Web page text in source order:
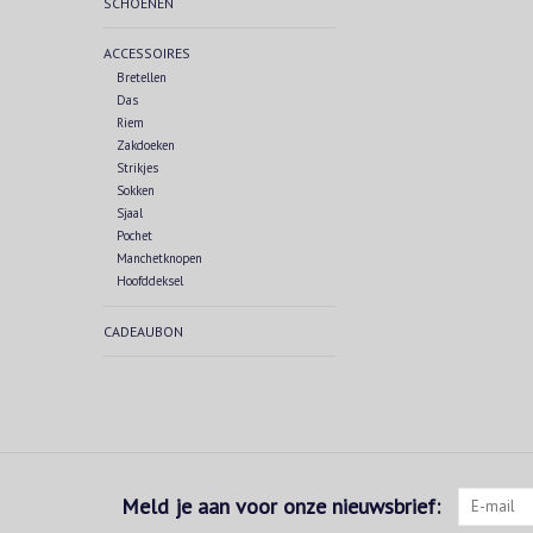
ACCESSOIRES
Bretellen
Das
Riem
Zakdoeken
Strikjes
Sokken
Sjaal
Pochet
Manchetknopen
Hoofddeksel
CADEAUBON
Meld je aan voor onze nieuwsbrief: